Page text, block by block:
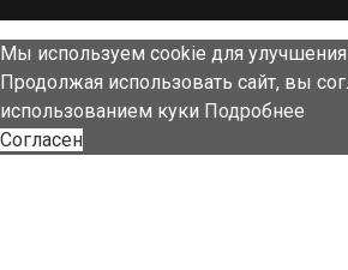
Мы используем cookie для улучшения
Продолжая использовать сайт, вы
использованием куки Подробнее
Согласен